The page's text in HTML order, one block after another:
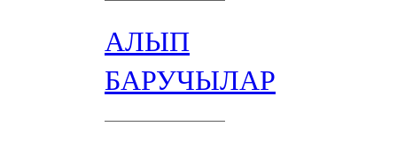
АЛЫП
БАРУЧЫЛАР